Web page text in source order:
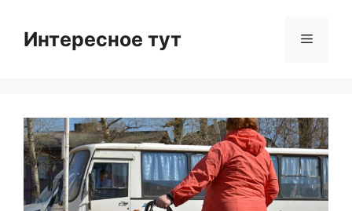
contentИнтересное тут Menu